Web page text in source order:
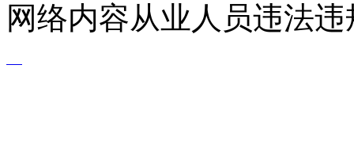
网络内容从业人员违法